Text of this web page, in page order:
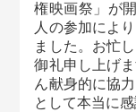
権映画祭」が
人の参加によ
ました。お忙
御礼申し上げ
ん献身的に協
として本当に